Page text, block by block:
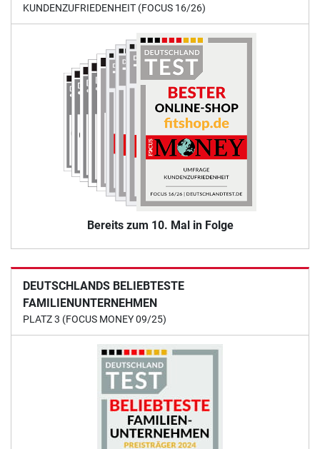
KUNDENZUFRIEDENHEIT (FOCUS 16/26)
Bereits zum 10. Mal in Folge
DEUTSCHLANDS BELIEBTESTE
FAMILIENUNTERNEHMEN
PLATZ 3 (FOCUS MONEY 09/25)